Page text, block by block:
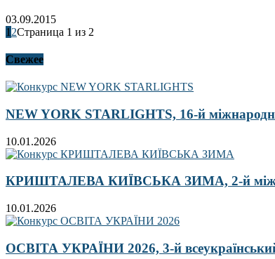
03.09.2015
1 2Страница 1 из 2
Свежее
NEW YORK STARLIGHTS, 16-й
10.01.2026
КРИШТАЛЕВА КИЇВСЬКА ЗИМА, 2-й
10.01.2026
ОСВІТА УКРАЇНИ 2026, 3-й